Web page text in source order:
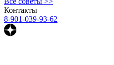
Контакты
8-901-039-93-62